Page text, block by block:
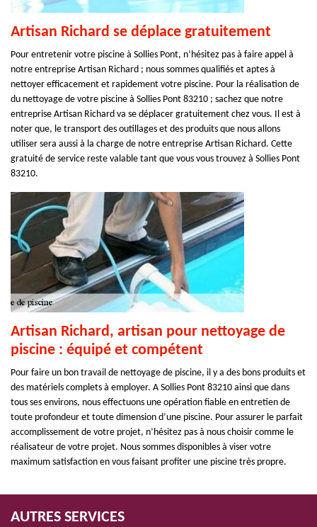
Artisan Richard se déplace gratuitement
Pour entretenir votre piscine à Sollies Pont, n’hésitez pas à faire appel à
notre entreprise Artisan Richard ; nous sommes qualifiés et aptes à
nettoyer efficacement et rapidement votre piscine. Pour la réalisation de
du nettoyage de votre piscine à Sollies Pont 83210 ; sachez que notre
entreprise Artisan Richard va se déplacer gratuitement chez vous. Il est à
noter que, le transport des outillages et des produits que nous allons
utiliser sera aussi à la charge de notre entreprise Artisan Richard. Cette
gratuité de service reste valable tant que vous vous trouvez à Sollies Pont
83210.
Artisan Richard, artisan pour nettoyage de
piscine : équipé et compétent
Pour faire un bon travail de nettoyage de piscine, il y a des bons produits et
des matériels complets à employer. A Sollies Pont 83210 ainsi que dans
tous ses environs, nous effectuons une opération fiable en entretien de
toute profondeur et toute dimension d’une piscine. Pour assurer le parfait
accomplissement de votre projet, n’hésitez pas à nous choisir comme le
réalisateur de votre projet. Nous sommes disponibles à viser votre
maximum satisfaction en vous faisant profiter une piscine très propre.
AUTRES SERVICES